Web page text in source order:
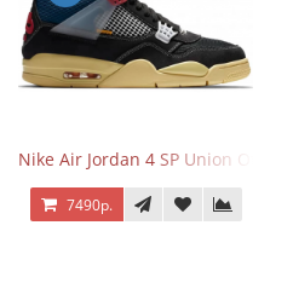
Nike Air Jordan 4 SP Union Off Noir
7490р.